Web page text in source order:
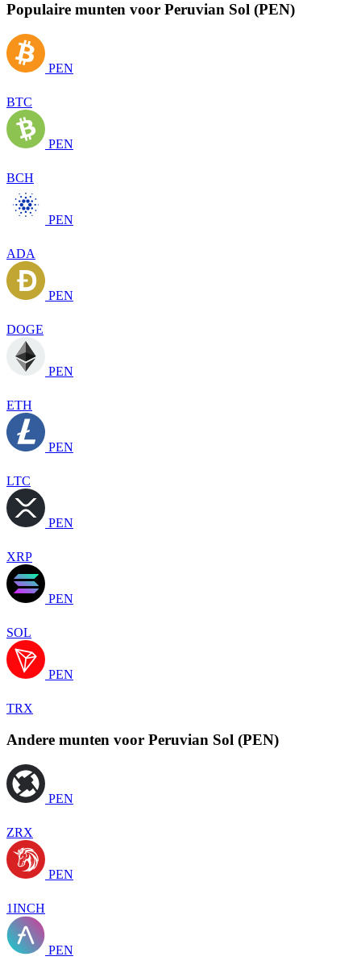
Populaire munten voor Peruvian Sol (PEN)
PEN
BTC
PEN
BCH
PEN
ADA
PEN
DOGE
PEN
ETH
PEN
LTC
PEN
XRP
PEN
SOL
PEN
TRX
Andere munten voor Peruvian Sol (PEN)
PEN
ZRX
PEN
1INCH
PEN